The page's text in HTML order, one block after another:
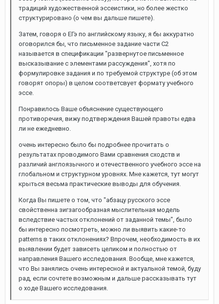
традиций художественной эссеистики, но более жестко
структурировано (о чем вы дальше пишете).
Затем, говоря о ЕГэ по английскому языку, я бы аккуратно
оговорился бы, что письменное задание части С2
называется в спецификации "развернутое письменное
высказывание с элементами рассуждения", хотя по
формулировке задания и по требуемой структуре (об этом
говорят опоры) в целом соответсвует формату учебного
эссе.
Понравилось Ваше объяснение существующего
противоречия, вижу подтверждения Вашей правоты едва
ли не ежедневно.
очень интересно было бы подробнее прочитать о
результатах проводимого Вами сравнения сходств и
различий англоязычного и отечественного учебного эссе на
глобальном и структурном уровнях. Мне кажется, тут могут
крыться весьма практические выводы для обучения.
Когда Вы пишете о том, что "абзацу русского эссе
свойственна зигзагообразная мыслительная модель
вследствие частых отклонений от заданной темы", было
бы интересно посмотреть, можно ли выявить какие-то
patterns в таких отклонениях? Впрочем, необходимость в их
выявлении будет зависеть целиком и полностью от
направления Вашего исследования. Вообще, мне кажется,
что Вы занялись очень интересной и актуальной темой, буду
рад, если сочтете возможным и дальше рассказывать тут
о ходе Вашего исследования.